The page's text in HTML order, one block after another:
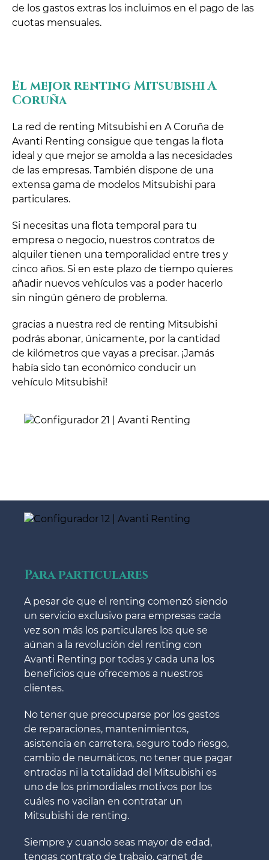
de los gastos extras los incluimos en el pago de las
cuotas mensuales.
El mejor renting Mitsubishi A
Coruña
La red de renting Mitsubishi en A Coruña de
Avanti Renting consigue que tengas la flota
ideal y que mejor se amolda a las necesidades
de las empresas. También dispone de una
extensa gama de modelos Mitsubishi para
particulares.
Si necesitas una flota temporal para tu
empresa o negocio, nuestros contratos de
alquiler tienen una temporalidad entre tres y
cinco años. Si en este plazo de tiempo quieres
añadir nuevos vehículos vas a poder hacerlo
sin ningún género de problema.
gracias a nuestra red de renting Mitsubishi
podrás abonar, únicamente, por la cantidad
de kilómetros que vayas a precisar. ¡Jamás
había sido tan económico conducir un
vehículo Mitsubishi!
Para particulares
A pesar de que el renting comenzó siendo
un servicio exclusivo para empresas cada
vez son más los particulares los que se
aúnan a la revolución del renting con
Avanti Renting por todas y cada una los
beneficios que ofrecemos a nuestros
clientes.
No tener que preocuparse por los gastos
de reparaciones, mantenimientos,
asistencia en carretera, seguro todo riesgo,
cambio de neumáticos, no tener que pagar
entradas ni la totalidad del Mitsubishi es
uno de los primordiales motivos por los
cuáles no vacilan en contratar un
Mitsubishi de renting.
Siempre y cuando seas mayor de edad,
tengas contrato de trabajo, carnet de